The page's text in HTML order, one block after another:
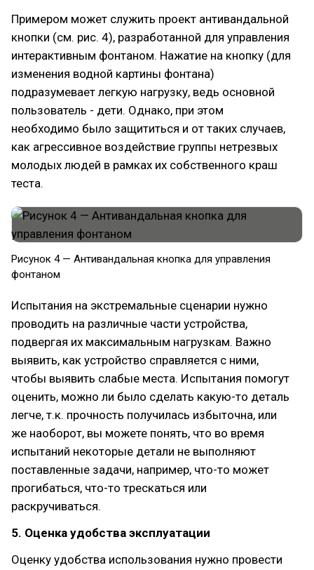
Примером может служить проект антивандальной
кнопки (см. рис. 4), разработанной для управления
интерактивным фонтаном. Нажатие на кнопку (для
изменения водной картины фонтана)
подразумевает легкую нагрузку, ведь основной
пользователь - дети. Однако, при этом
необходимо было защититься и от таких случаев,
как агрессивное воздействие группы нетрезвых
молодых людей в рамках их собственного краш
теста.
Рисунок 4 — Антивандальная кнопка для управления
фонтаном
Испытания на экстремальные сценарии нужно
проводить на различные части устройства,
подвергая их максимальным нагрузкам. Важно
выявить, как устройство справляется с ними,
чтобы выявить слабые места. Испытания помогут
оценить, можно ли было сделать какую-то деталь
легче, т.к. прочность получилась избыточна, или
же наоборот, вы можете понять, что во время
испытаний некоторые детали не выполняют
поставленные задачи, например, что-то может
прогибаться, что-то трескаться или
раскручиваться.
5. Оценка удобства эксплуатации
Оценку удобства использования нужно провести